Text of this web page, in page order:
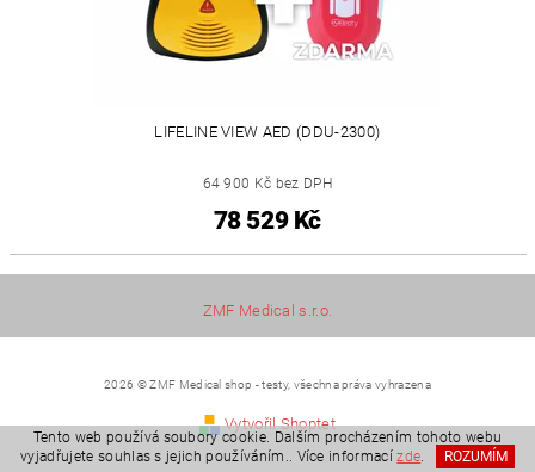
LIFELINE VIEW AED (DDU-2300)
64 900 Kč bez DPH
78 529 Kč
ZMF Medical s.r.o.
2026 © ZMF Medical shop - testy, všechna práva vyhrazena
Vytvořil Shoptet
Tento web používá soubory cookie. Dalším procházením tohoto webu
vyjadřujete souhlas s jejich používáním.. Více informacízde ROZUMÍM